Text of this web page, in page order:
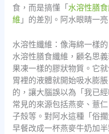
食，而是搞懂「 水溶性膳
維 」的差別。阿水眼睛一
水溶性纖維：像海綿一樣的
水溶性膳食纖維，顧名思
果凍一樣的膠狀物質。它
胃裡的液體就開始吸水膨
的，讓大腦誤以為「我已
常見的來源包括燕麥、薏
子殼等。對阿水這種「俗
早餐改成一杯燕麥牛奶加